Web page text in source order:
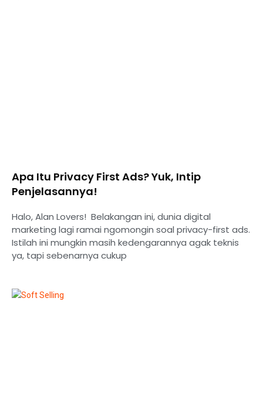
Apa Itu Privacy First Ads? Yuk, Intip
Penjelasannya!
Halo, Alan Lovers! Belakangan ini, dunia digital
marketing lagi ramai ngomongin soal privacy-first ads.
Istilah ini mungkin masih kedengarannya agak teknis
ya, tapi sebenarnya cukup